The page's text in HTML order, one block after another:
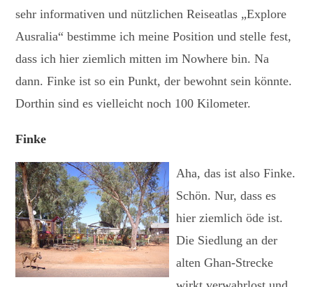
sehr informativen und nützlichen Reiseatlas „Explore
Ausralia“ bestimme ich meine Position und stelle fest,
dass ich hier ziemlich mitten im Nowhere bin. Na
dann. Finke ist so ein Punkt, der bewohnt sein könnte.
Dorthin sind es vielleicht noch 100 Kilometer.
Finke
Aha, das ist also Finke.
Schön. Nur, dass es
hier ziemlich öde ist.
Die Siedlung an der
alten Ghan-Strecke